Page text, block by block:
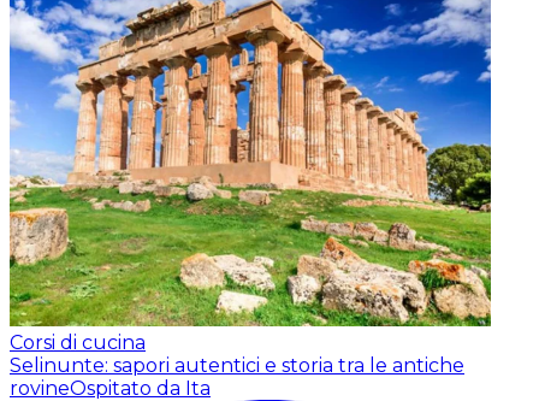
Corsi di cucina
Selinunte: sapori autentici e storia tra le antiche
rovineOspitato da Ita